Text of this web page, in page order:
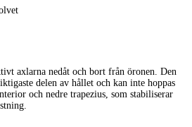
axlarna nedåt och bort från öronen. Den
delen av hållet och kan inte hoppas
och nedre trapezius, som stabiliserar